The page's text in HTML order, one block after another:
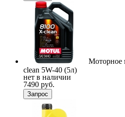
Моторное
clean 5W-40 (5л)
нет в наличии
7490 руб.
Запрос